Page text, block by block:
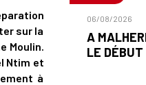
sur la
Moulin.
Ntim et
à
06/08/2026
A
LE